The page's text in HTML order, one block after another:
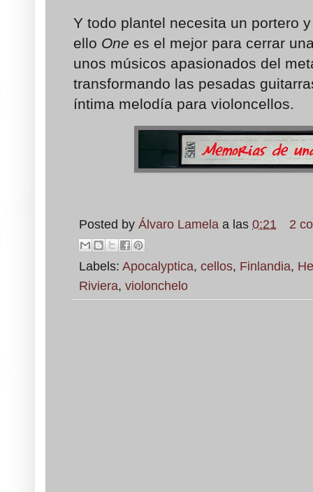
Y todo plantel necesita un portero
ello One es el mejor para cerrar
unos músicos apasionados del
transformando las pesadas
íntima melodía para violoncellos.
Posted by Álvaro Lamela a las 0:21 2
Labels: Apocalyptica, cellos, Finlandia,
Riviera, violonchelo